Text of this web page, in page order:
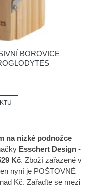
BOROVICE
na nízké podnožce
Esschert Design-
Kč. Zboží zařazené v
nyní je POŠTOVNÉ
Kč. Zařaďte se mezi